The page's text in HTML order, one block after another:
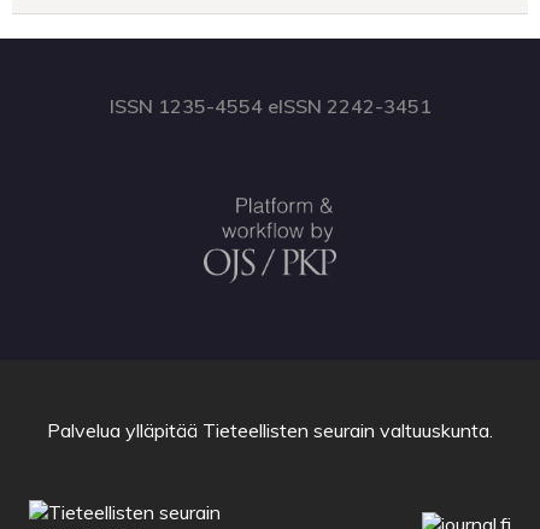
ISSN 1235-4554 eISSN 2242-3451
Palvelua ylläpitää Tieteellisten seurain valtuuskunta.